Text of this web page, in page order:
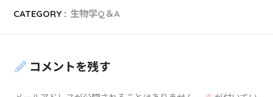
CATEGORY : 生物学Q＆A
コメントを残す